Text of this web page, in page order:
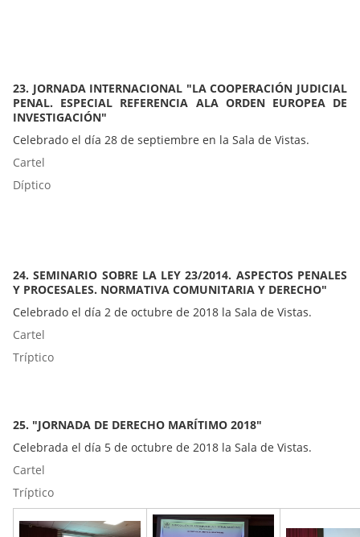
23. JORNADA INTERNACIONAL "LA COOPERACIÓN JUDICIAL
PENAL. ESPECIAL REFERENCIA ALA ORDEN EUROPEA DE
INVESTIGACIÓN"
Celebrado el día 28 de septiembre en la Sala de Vistas.
Cartel
Díptico
24. SEMINARIO SOBRE LA LEY 23/2014. ASPECTOS PENALES
Y PROCESALES. NORMATIVA COMUNITARIA Y DERECHO"
Celebrado el día 2 de octubre de 2018 la Sala de Vistas.
Cartel
Tríptico
25. "JORNADA DE DERECHO MARÍTIMO 2018"
Celebrada el día 5 de octubre de 2018 la Sala de Vistas.
Cartel
Tríptico